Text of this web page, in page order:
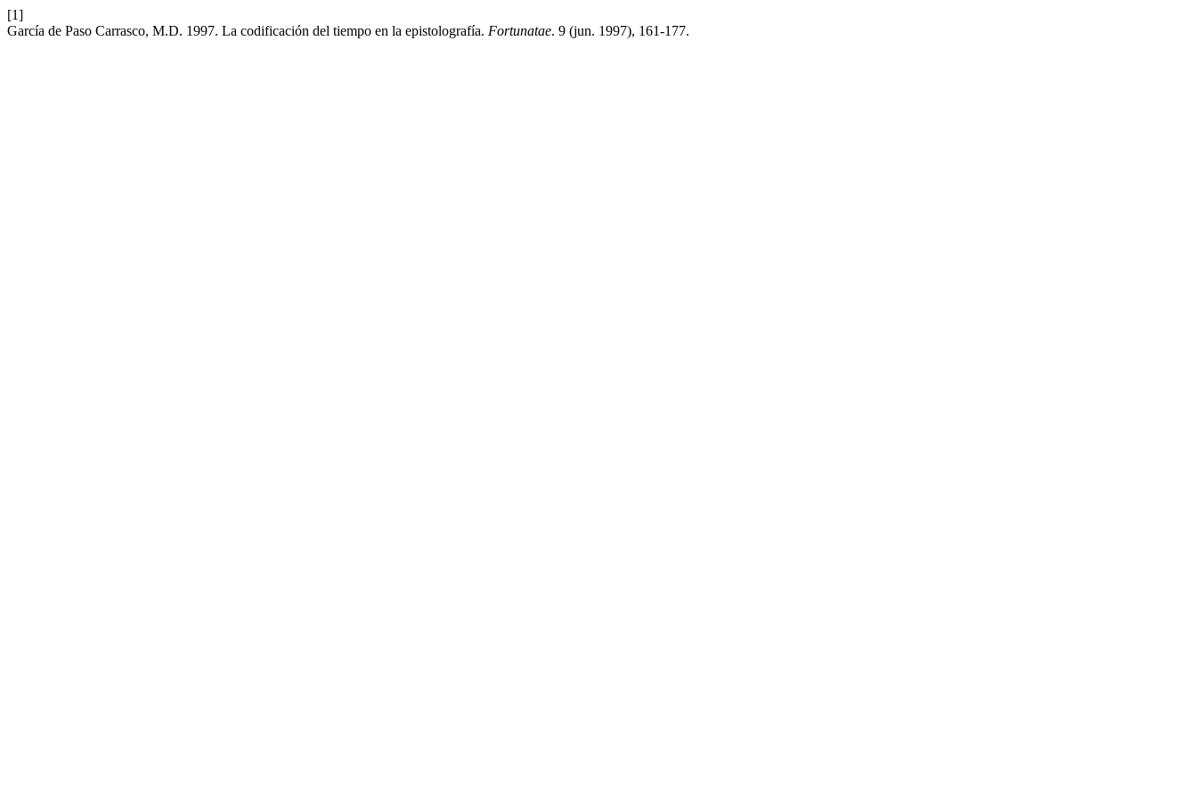
[1]
García de Paso Carrasco, M.D. 1997. La codificación del tiempo en la epistolografía. Fortunatae. 9 (jun. 1997), 161-177.